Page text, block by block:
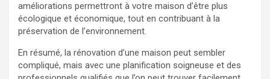
améliorations permettront à votre maison d’être plus
écologique et économique, tout en contribuant à la
préservation de l’environnement.
En résumé, la rénovation d’une maison peut sembler
compliqué, mais avec une planification soigneuse et des